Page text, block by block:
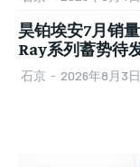
昊铂埃安7月销
Ray系列蓄势待
石京 - 2026年8月3日